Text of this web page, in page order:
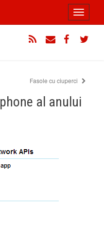
Toggle
Fasole cu ciuperci
al anului